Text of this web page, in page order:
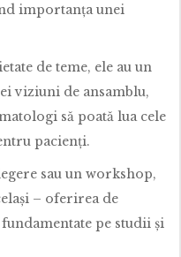
importanța unei
de teme, ele au un
viziuni de ansamblu,
să poată lua cele
pacienți.
sau un workshop,
– oferirea de
pe studii și